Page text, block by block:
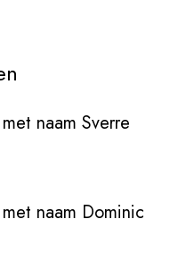
naam Sverre
naam Dominic